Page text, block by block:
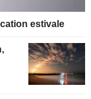
estivale